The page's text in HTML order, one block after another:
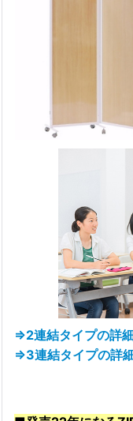
⇒2連結タイプの詳
⇒3連結タイプの詳